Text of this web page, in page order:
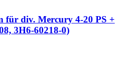
für div. Mercury 4-20 PS +
3H6-60218-0)